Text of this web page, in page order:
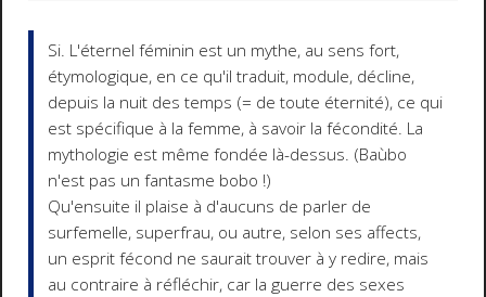
Si. L'éternel féminin est un mythe, au sens fort,
étymologique, en ce qu'il traduit, module, décline,
depuis la nuit des temps (= de toute éternité), ce qui
est spécifique à la femme, à savoir la fécondité. La
mythologie est même fondée là-dessus. (Baùbo
n'est pas un fantasme bobo !)
Qu'ensuite il plaise à d'aucuns de parler de
surfemelle, superfrau, ou autre, selon ses affects,
un esprit fécond ne saurait trouver à y redire, mais
au contraire à réfléchir, car la guerre des sexes